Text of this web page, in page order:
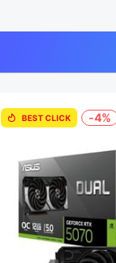
BEST CLICK -4%